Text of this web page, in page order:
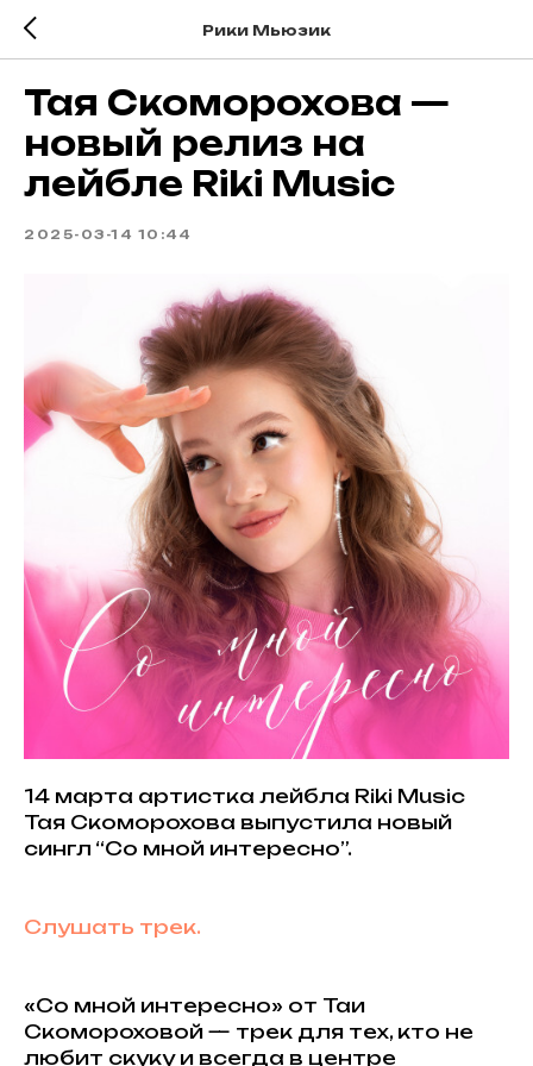
Рики Мьюзик
Тая Скоморохова —
новый релиз на
лейбле Riki Music
2025-03-14 10:44
14 марта артистка лейбла Riki Music
Тая Скоморохова выпустила новый
сингл “Со мной интересно”.
Слушать трек.
«Со мной интересно» от Таи
Скомороховой — трек для тех, кто не
любит скуку и всегда в центре